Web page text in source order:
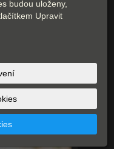
ÚSPĚŠNÍ.
Vy či Vaše
budou uloženy,
Upravit